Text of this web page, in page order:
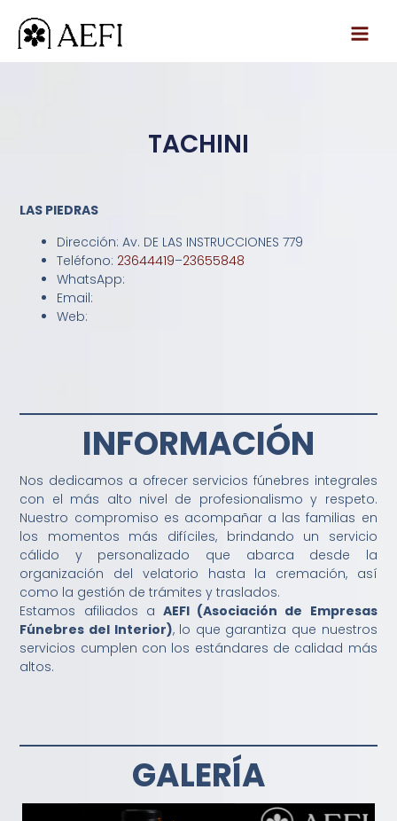
contenido
TACHINI
LAS PIEDRAS
Dirección: Av. DE LAS INSTRUCCIONES 779
Teléfono: 23644419–23655848
WhatsApp:
Email:
Web:
INFORMACIÓN
Nos dedicamos a ofrecer servicios fúnebres integrales
con el más alto nivel de profesionalismo y respeto.
Nuestro compromiso es acompañar a las familias en
los momentos más difíciles, brindando un servicio
cálido y personalizado que abarca desde la
organización del velatorio hasta la cremación, así
como la gestión de trámites y traslados.
Estamos afiliados a AEFI (Asociación de Empresas
Fúnebres del Interior), lo que garantiza que nuestros
servicios cumplen con los estándares de calidad más
altos.
GALERÍA